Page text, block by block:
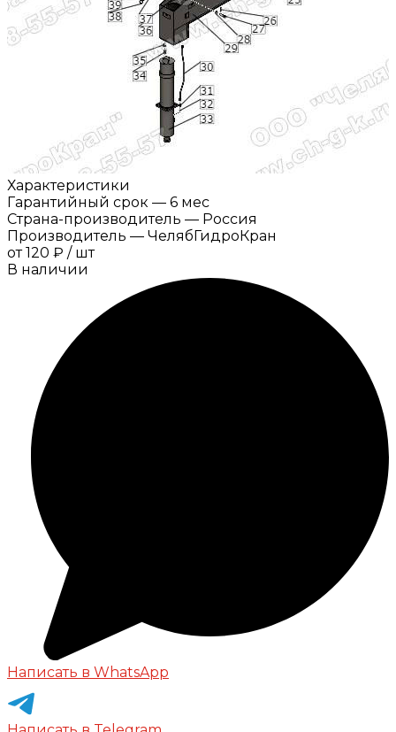
Характеристики
Гарантийный срок — 6 мес
Страна-производитель — Россия
Производитель — ЧелябГидроКран
от 120 ₽ / шт
В наличии
Написать в WhatsApp